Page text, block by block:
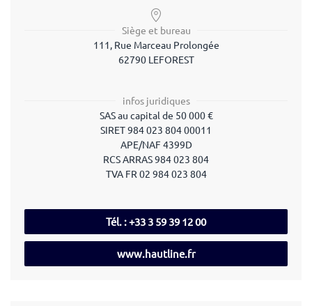
Siège et bureau
111, Rue Marceau Prolongée
62790 LEFOREST
infos juridiques
SAS au capital de 50 000 €
SIRET 984 023 804 00011
APE/NAF 4399D
RCS ARRAS 984 023 804
TVA FR 02 984 023 804
Tél. : +33 3 59 39 12 00
www.hautline.fr